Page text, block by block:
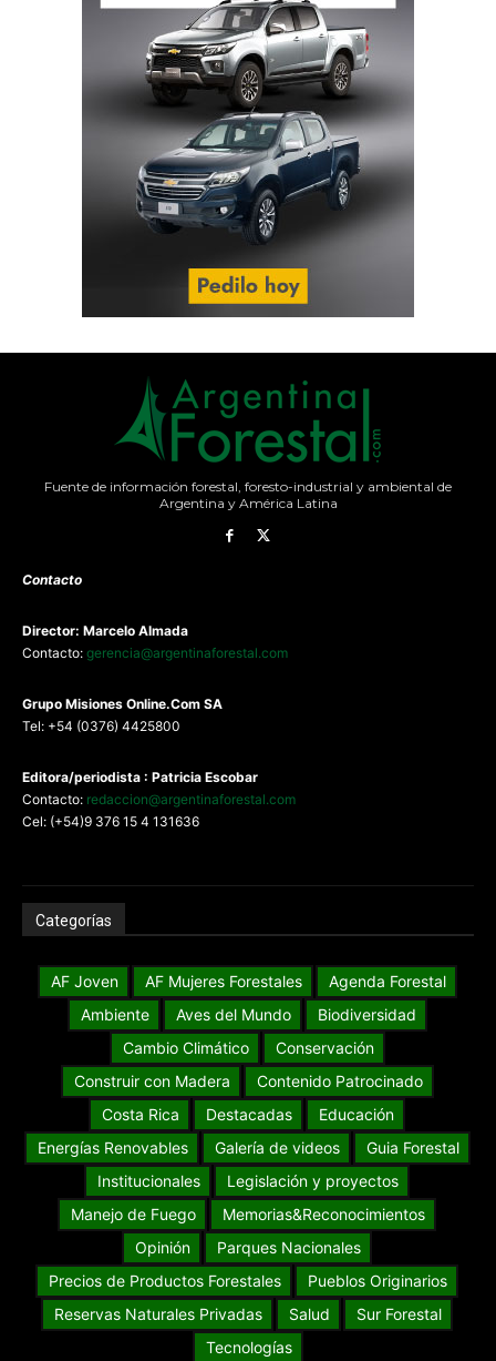
Fuente de información forestal, foresto-industrial y ambiental de
Argentina y América Latina
Contacto
Director: Marcelo Almada
Contacto: gerencia@argentinaforestal.com
Grupo Misiones Online.Com SA
Tel: +54 (0376) 4425800
Editora/periodista : Patricia Escobar
Contacto: redaccion@argentinaforestal.com
Cel: (+54)9 376 15 4 131636
Categorías
AF Joven AF Mujeres Forestales
Agenda Forestal
Ambiente
Aves del Mundo
Biodiversidad
Cambio Climático
Conservación
Construir con Madera
Contenido Patrocinado
Costa Rica
Destacadas
Educación
Energías Renovables
Galería de videos
Guia Forestal
Institucionales
Legislación y proyectos
Manejo de Fuego
Memorias&Reconocimientos
Opinión
Parques Nacionales
Precios de Productos Forestales
Pueblos Originarios
Reservas Naturales Privadas
Salud
Sur Forestal
Tecnologías